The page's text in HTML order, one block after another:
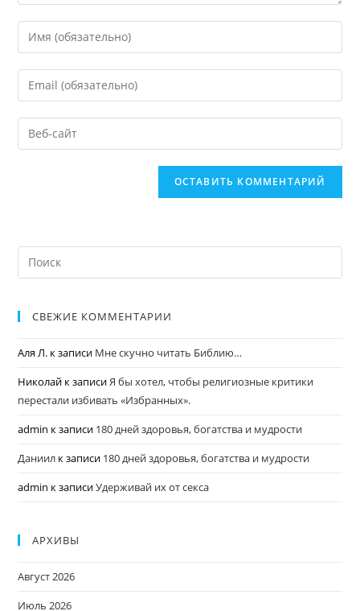
СВЕЖИЕ КОММЕНТАРИИ
Аля Л. к записи Мне скучно читать Библию…
Николай к записиЯ бы хотел, чтобы религиозные критики
перестали избивать «Избранных».
admin к записи 180 дней здоровья, богатства и мудрости
Даниил к записи 180 дней здоровья, богатства и мудрости
admin к записиУдерживай их от секса
АРХИВЫ
Август 2026
Июль 2026